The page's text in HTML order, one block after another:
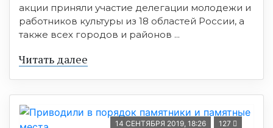
акции приняли участие делегации молодежи и
работников культуры из 18 областей России, а
также всех городов и районов ...
Читать далее
14 СЕНТЯБРЯ 2019, 18:26 127